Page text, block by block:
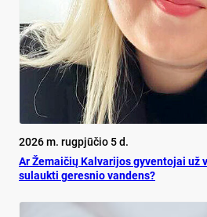
2026 m. rugpjūčio 5 d.
Ar Že­mai­čių Kal­va­ri­jos gy­ven­to­jai už
su­lauk­ti ge­res­nio van­dens?